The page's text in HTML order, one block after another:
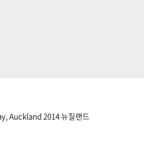
Auckland 2014 뉴질랜드